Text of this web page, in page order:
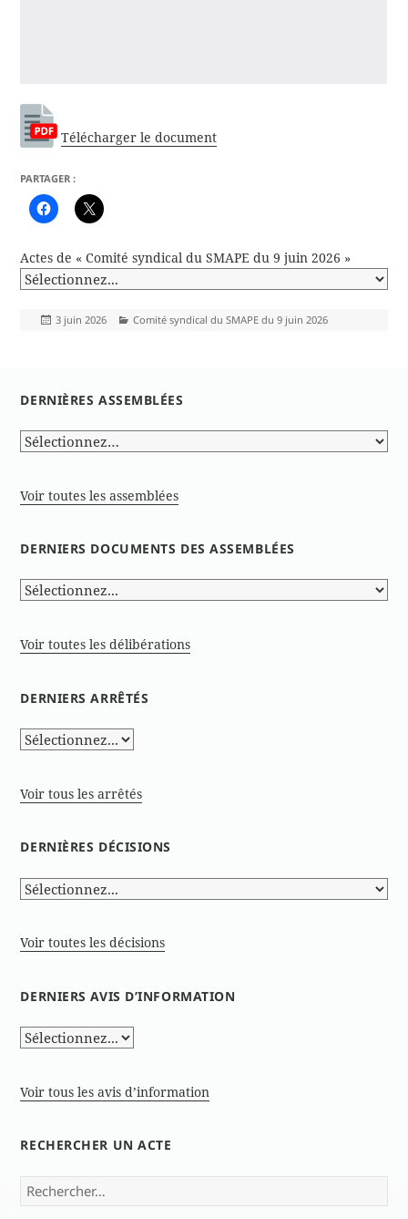
Télécharger le document
PARTAGER :
Actes de « Comité syndical du SMAPE du 9 juin 2026 »
Publié
3 juin 2026 Catégories
Comité syndical du SMAPE du 9 juin 2026
DERNIÈRES ASSEMBLÉES
Voir toutes les assemblées
DERNIERS DOCUMENTS DES ASSEMBLÉES
Voir toutes les délibérations
DERNIERS ARRÊTÉS
Voir tous les arrêtés
DERNIÈRES DÉCISIONS
Voir toutes les décisions
DERNIERS AVIS D’INFORMATION
Voir tous les avis d’information
RECHERCHER UN ACTE
Rechercher :